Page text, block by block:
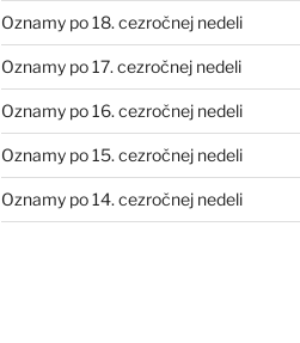
Oznamy po 18. cezročnej nedeli
Oznamy po 17. cezročnej nedeli
Oznamy po 16. cezročnej nedeli
Oznamy po 15. cezročnej nedeli
Oznamy po 14. cezročnej nedeli